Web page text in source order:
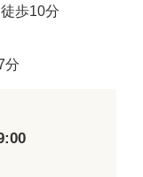
歩10分
分